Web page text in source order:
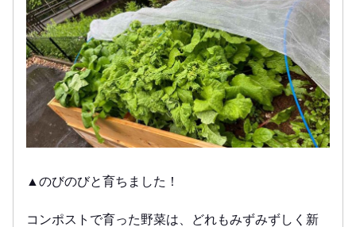
▲のびのびと育ちました！
コンポストで育った野菜は、どれもみずみずしく新